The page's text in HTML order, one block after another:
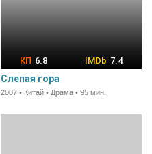
6.8 7.4
Слепая гора
2007 • Китай • Драма • 95 мин.